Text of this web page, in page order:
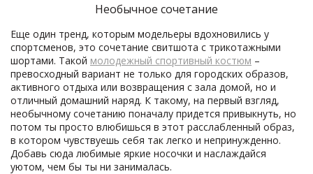
Необычное сочетание
Еще один тренд, которым модельеры вдохновились у
спортсменов, это сочетание свитшота с трикотажными
шортами. Такой молодежный спортивный костюм –
превосходный вариант не только для городских образов,
активного отдыха или возвращения с зала домой, но и
отличный домашний наряд. К такому, на первый взгляд,
необычному сочетанию поначалу придется привыкнуть, но
потом ты просто влюбишься в этот расслабленный образ,
в котором чувствуешь себя так легко и непринужденно.
Добавь сюда любимые яркие носочки и наслаждайся
уютом, чем бы ты ни занималась.